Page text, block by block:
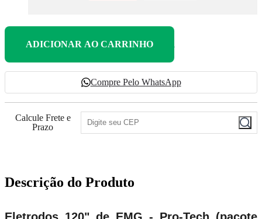
ADICIONAR AO CARRINHO
Compre Pelo WhatsApp
Calcule Frete e
Prazo
Descrição do Produto